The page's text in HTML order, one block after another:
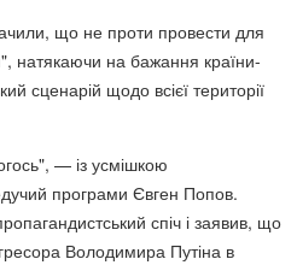
що не проти провести для
натякаючи на бажання країни-
сценарій щодо всієї території
— із усмішкою
програми Євген Попов.
спіч і заявив, що
Володимира Путіна в